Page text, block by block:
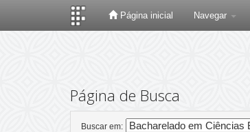
Página inicial Navegar
Página de Busca
Buscar em: